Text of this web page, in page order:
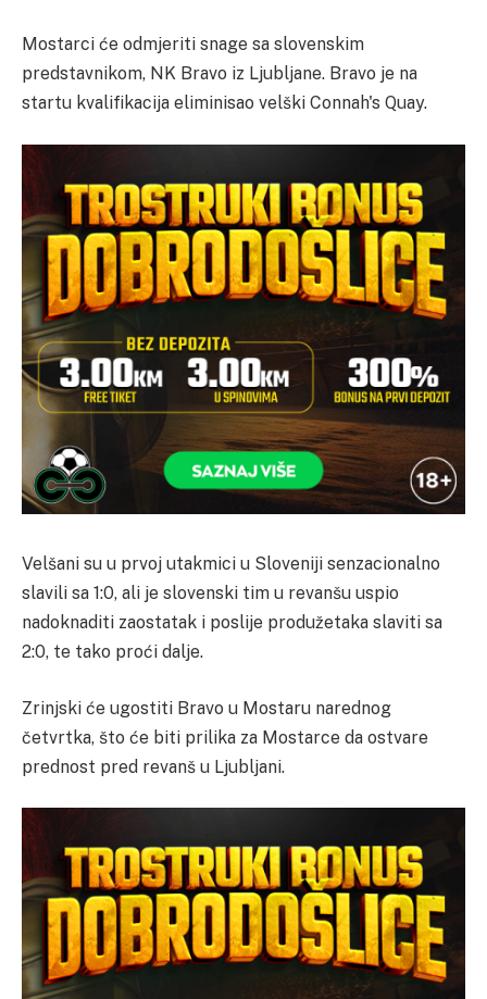
Mostarci će odmjeriti snage sa slovenskim
predstavnikom, NK Bravo iz Ljubljane. Bravo je na
startu kvalifikacija eliminisao velški Connah's Quay.
Velšani su u prvoj utakmici u Sloveniji senzacionalno
slavili sa 1:0, ali je slovenski tim u revanšu uspio
nadoknaditi zaostatak i poslije produžetaka slaviti sa
2:0, te tako proći dalje.
Zrinjski će ugostiti Bravo u Mostaru narednog
četvrtka, što će biti prilika za Mostarce da ostvare
prednost pred revanš u Ljubljani.